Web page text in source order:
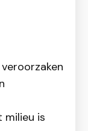
milieu is